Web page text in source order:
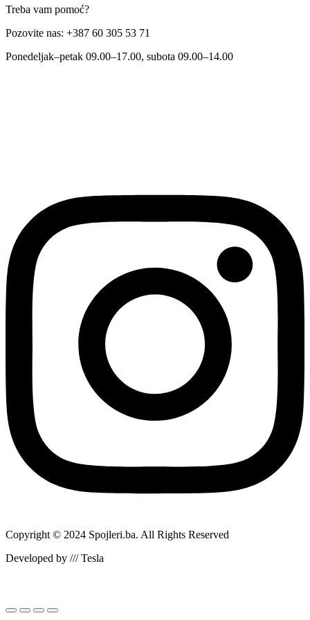
Treba vam pomoć?
Pozovite nas: +387 60 305 53 71
Ponedeljak–petak 09.00–17.00, subota 09.00–14.00
Copyright © 2024 Spojleri.ba. All Rights Reserved
Developed by /// Tesla